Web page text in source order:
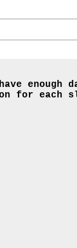
enough
for